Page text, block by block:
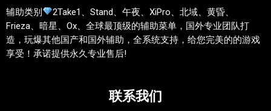
辅助类别
2Take1、Stand、午夜、XiPro、北域、黄昏、
Frieza、暗星、Ox、全球最顶级的辅助菜单，国外专业团队打
造，玩爆其他国产和国外辅助，全系统支持，给您完美的的游戏
享受！承诺提供永久专业售后!
联系我们